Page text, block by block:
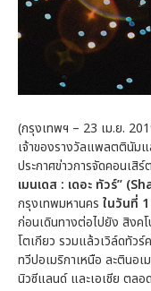
(กรุงเทพฯ – 23 เม.ย.
เจ้าของรางวัลแพลตตินัมแ
ประกาศข่าวการจัดคอนเสิ
เมนเดส : เดอะ ทัวร์”
กรุงเทพมหานคร ในวันที่
ก่อนเดินทางต่อไปยัง สิงคโ
โตเกียว รวมแล้วเวิล์ดทัวร์
ทวีปอเมริกาเหนือ ละตินอ
นิวซีแลนด์ และเอเชีย ตลอ